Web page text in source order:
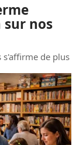
sur nos
s'affirme de plus